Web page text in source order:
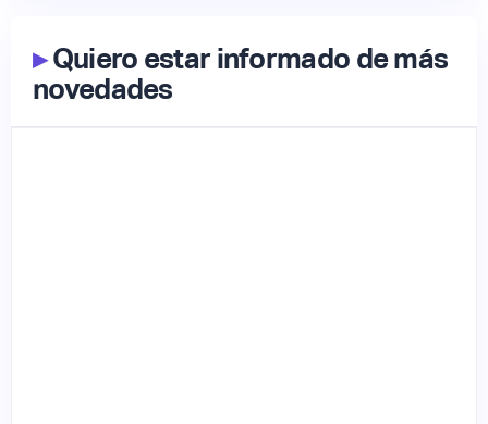
▸Quiero estar informado de más
novedades